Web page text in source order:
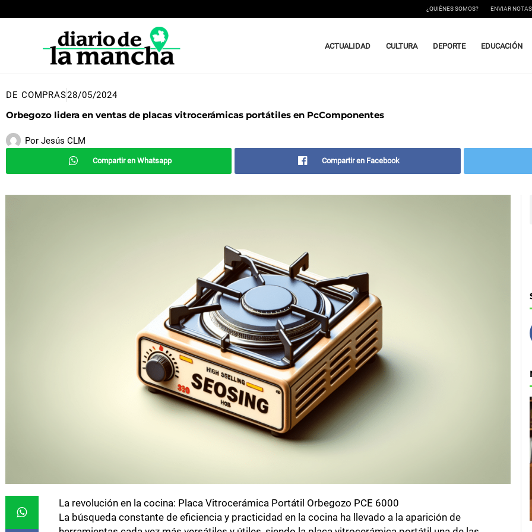
al
¿QUIÉNES SOMOS? ENVIAR
ACTUALIDAD CULTURA DEPORTE EDUCACIÓN
DE COMPRAS28/05/2024
Orbegozo lidera en ventas de placas vitrocerámicas portátiles en PcComponentes
Por Jesús CLM
Compartir en Whatsapp Compartir en Facebook
La revolución en la cocina: Placa Vitrocerámica Portátil Orbegozo PCE 6000
La búsqueda constante de eficiencia y practicidad en la cocina ha llevado a la aparición de